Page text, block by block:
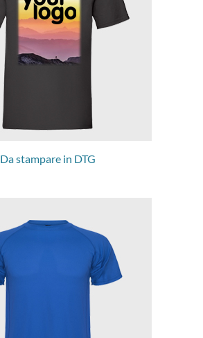
Da stampare in DTG